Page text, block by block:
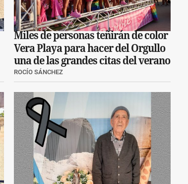
Miles de personas teñirán de color
Vera Playa para hacer del Orgullo
una de las grandes citas del verano
ROCÍO SÁNCHEZ